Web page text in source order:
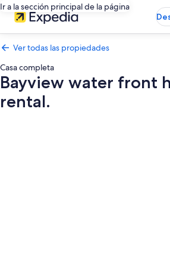
Ir a la sección principal de la página
Ver todas las propiedades
Casa completa
Bayview water front
rental.